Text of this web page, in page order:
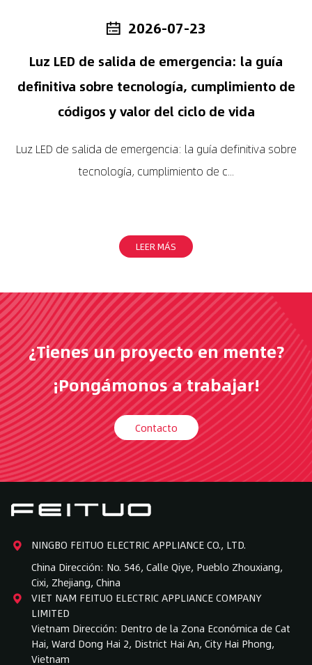
2026-07-23
Luz LED de salida de emergencia: la guía
definitiva sobre tecnología, cumplimiento de
códigos y valor del ciclo de vida
Luz LED de salida de emergencia: la guía definitiva sobre
tecnología, cumplimiento de c...
LEER MÁS
¿Tienes un proyecto en mente?
¡Pongámonos a trabajar!
Contacto
NINGBO FEITUO ELECTRIC APPLIANCE CO., LTD.
China Dirección: No. 546, Calle Qiye, Pueblo Zhouxiang,
Cixi, Zhejiang, China
VIET NAM FEITUO ELECTRIC APPLIANCE COMPANY
LIMITED
Vietnam Dirección: Dentro de la Zona Económica de Cat
Hai, Ward Dong Hai 2, District Hai An, City Hai Phong,
Vietnam